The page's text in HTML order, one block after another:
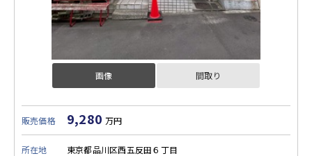
画像 間取り
販売価格 9,280 万円
所在地 東京都品川区西五反田６丁目